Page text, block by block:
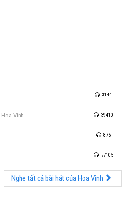
3144
Hoa Vinh 39410
875
77105
Nghe tất cả bài hát của Hoa Vinh